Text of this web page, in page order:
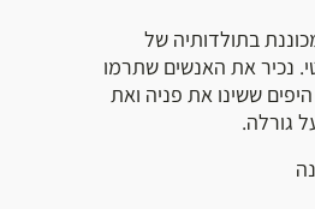
בתולדותיה של
נכיר את האנשים שתרמו
ששינו את פניה ואת
גורלה.